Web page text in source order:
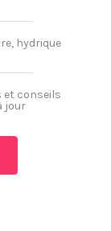
hydrique
et conseils
jour